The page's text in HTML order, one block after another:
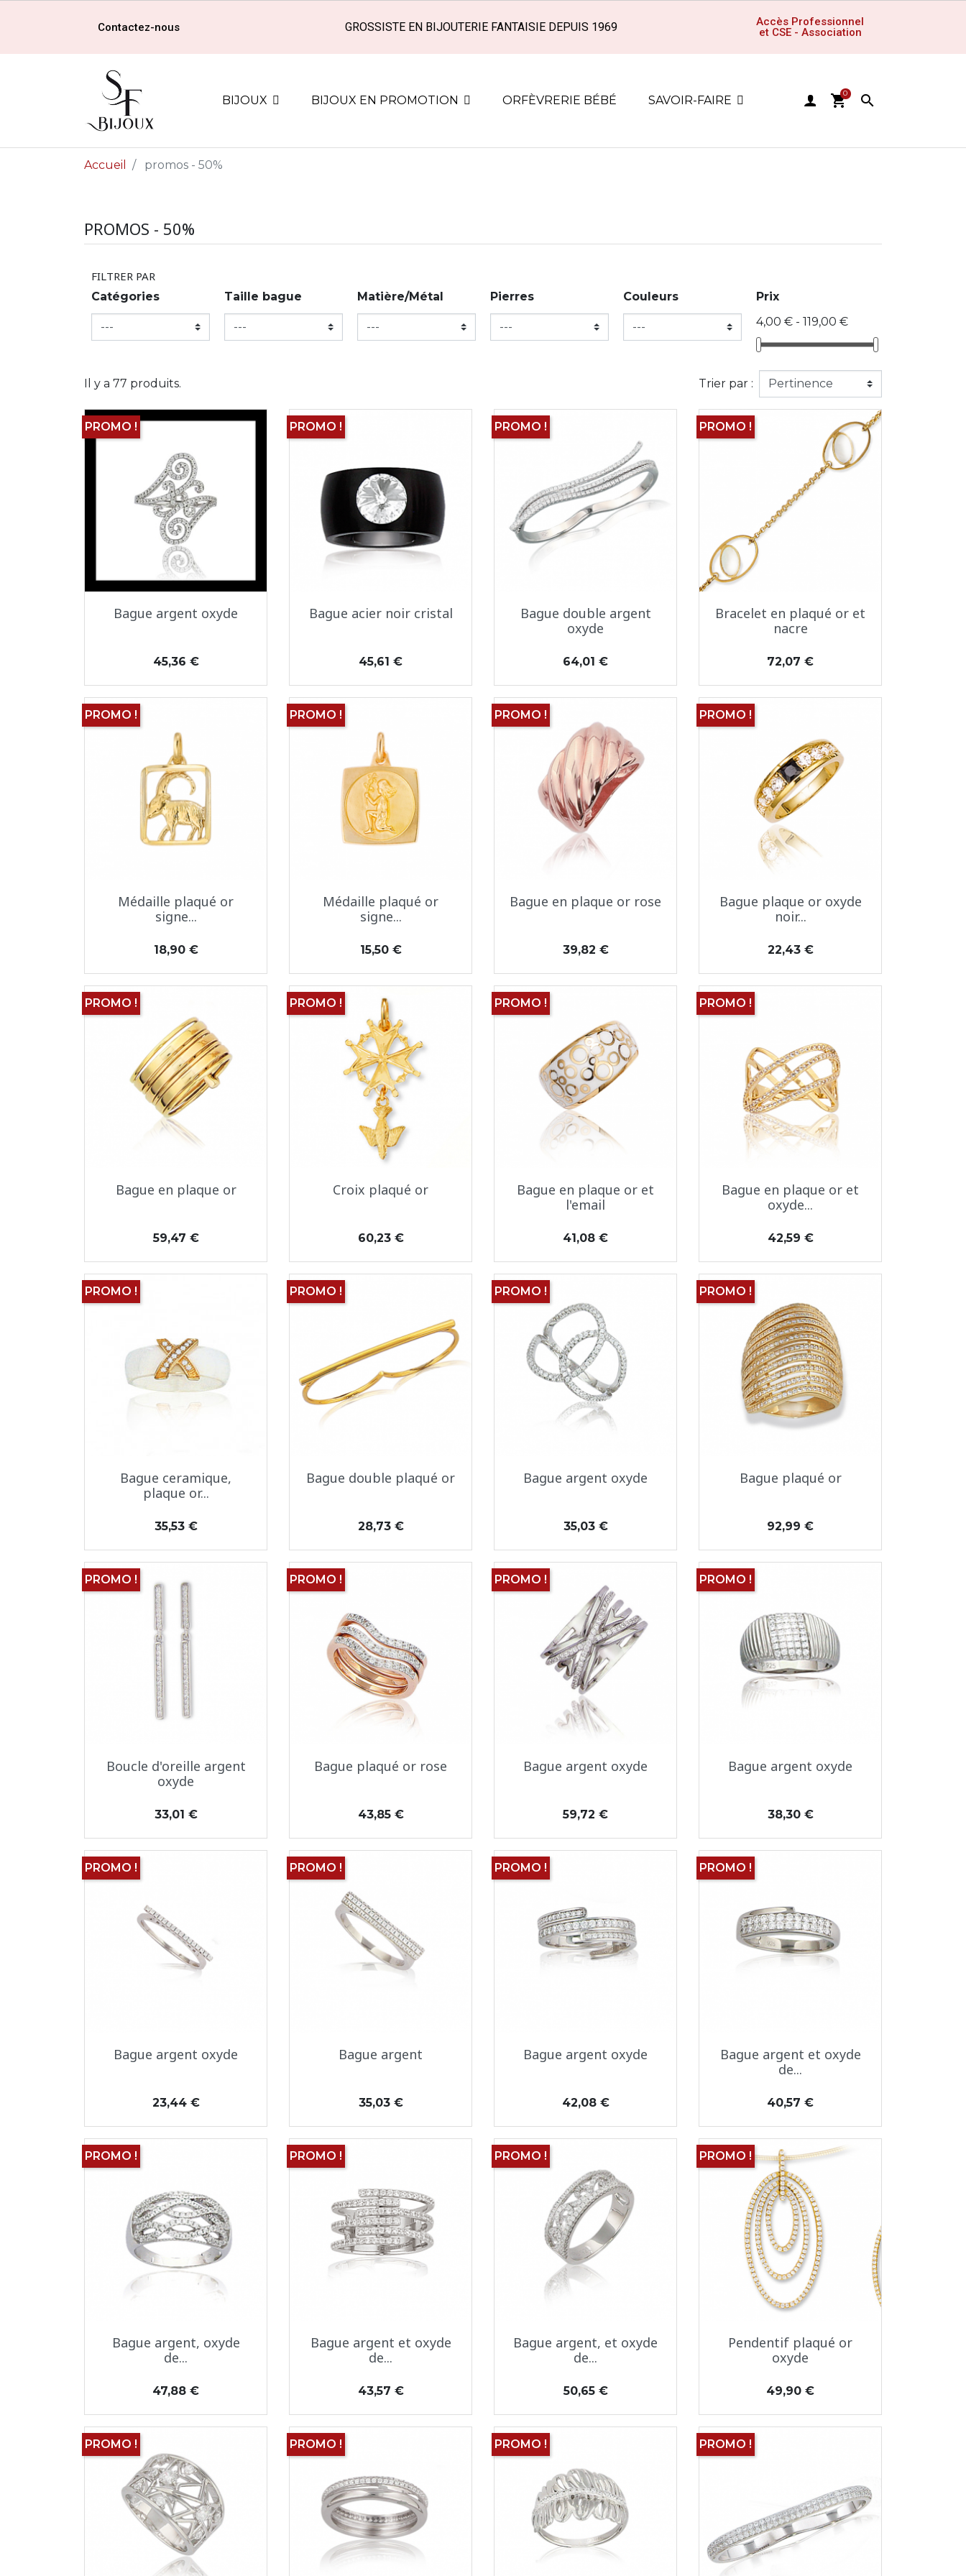
Contactez-nous GROSSISTE EN BIJOUTERIE FANTAISIE DEPUIS 1969
Accès Professionnel
et CSE - Association
BIJOUX BIJOUX EN PROMOTION ORFÈVRERIE BÉBÉ SAVOIR-FAIRE shopping_cart
0 
Accueil promos - 50%
PROMOS - 50%
FILTRER PAR
Catégories Taille bague Matière/Métal Pierres Couleurs
Prix
4,00 € - 119,00 €
Il y a 77 produits. Trier par :
Aperçu rapide
Bague argent oxyde
Prix
45,36 €
PROMO !
Aperçu rapide
Bague acier noir cristal
Prix
45,61 €
PROMO !
Aperçu rapide
Bague double argent
oxyde
Prix
64,01 €
PROMO !
Aperçu rapide
Bracelet en plaqué or et
nacre
Prix
72,07 €
PROMO !
Aperçu rapide
Médaille plaqué or
signe...
Prix
18,90 €
PROMO !
Aperçu rapide
Médaille plaqué or
signe...
Prix
15,50 €
PROMO !
Aperçu rapide
Bague en plaque or rose
Prix
39,82 €
PROMO !
Aperçu rapide
Bague plaque or oxyde
noir...
Prix
22,43 €
PROMO !
Aperçu rapide
Bague en plaque or
Prix
59,47 €
PROMO !
Aperçu rapide
Croix plaqué or
Prix
60,23 €
PROMO !
Aperçu rapide
Bague en plaque or et
l'email
Prix
41,08 €
PROMO !
Aperçu rapide
Bague en plaque or et
oxyde...
Prix
42,59 €
PROMO !
Aperçu rapide
Bague ceramique,
plaque or...
Prix
35,53 €
PROMO !
Aperçu rapide
Bague double plaqué or
Prix
28,73 €
PROMO !
Aperçu rapide
Bague argent oxyde
Prix
35,03 €
PROMO !
Aperçu rapide
Bague plaqué or
Prix
92,99 €
PROMO !
Aperçu rapide
Boucle d'oreille argent
oxyde
Prix
33,01 €
PROMO !
Aperçu rapide
Bague plaqué or rose
Prix
43,85 €
PROMO !
Aperçu rapide
Bague argent oxyde
Prix
59,72 €
PROMO !
Aperçu rapide
Bague argent oxyde
Prix
38,30 €
PROMO !
Aperçu rapide
Bague argent oxyde
Prix
23,44 €
PROMO !
Aperçu rapide
Bague argent
Prix
35,03 €
PROMO !
Aperçu rapide
Bague argent oxyde
Prix
42,08 €
PROMO !
Aperçu rapide
Bague argent et oxyde
de...
Prix
40,57 €
PROMO !
Aperçu rapide
Bague argent, oxyde
de...
Prix
47,88 €
PROMO !
Aperçu rapide
Bague argent et oxyde
de...
Prix
43,57 €
PROMO !
Aperçu rapide
Bague argent, et oxyde
de...
Prix
50,65 €
PROMO !
Aperçu rapide
Pendentif plaqué or
oxyde
Prix
49,90 €
PROMO !
PROMO ! PROMO ! PROMO ! PROMO !